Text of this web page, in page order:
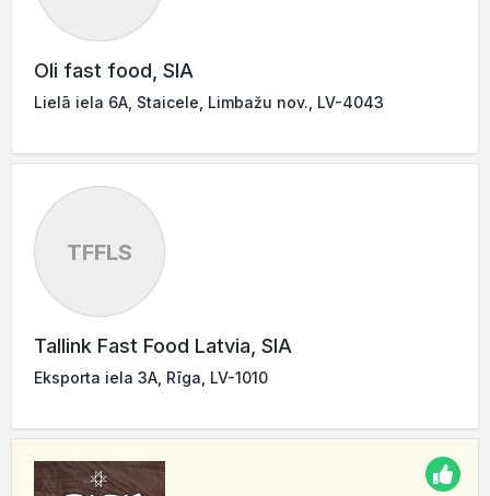
Oli fast food, SIA
Lielā iela 6A, Staicele, Limbažu nov., LV-4043
TFFLS
Tallink Fast Food Latvia, SIA
Eksporta iela 3A, Rīga, LV-1010